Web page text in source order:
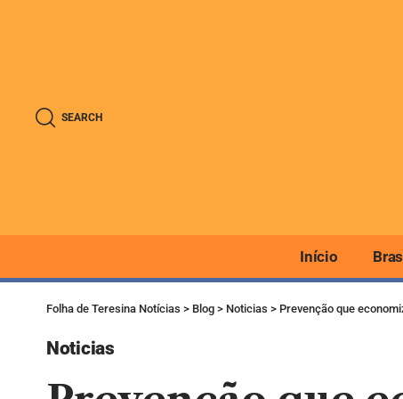
SEARCH
Início
Folha de Teresina Notícias > Blog > Noticias > Prevenção que
Noticias